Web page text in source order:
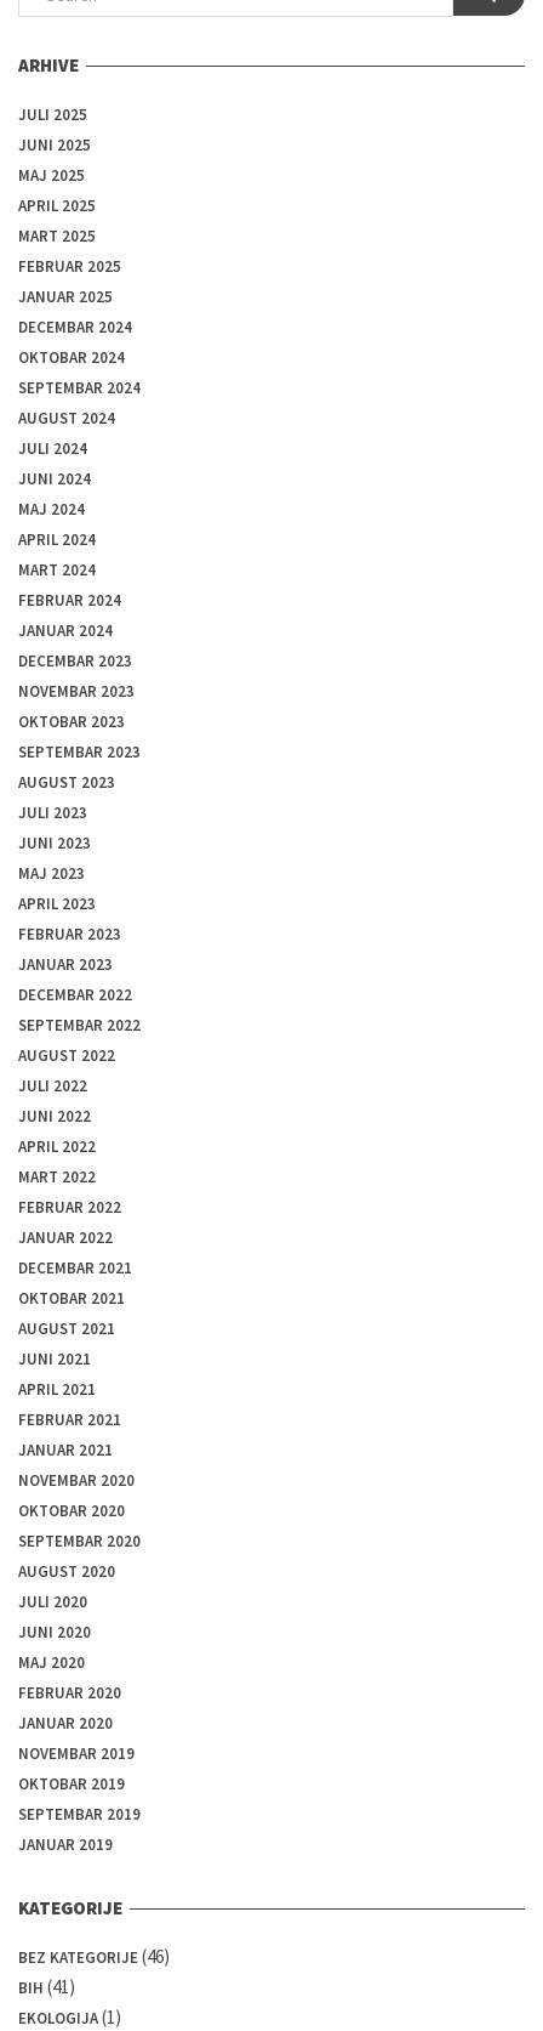
ARHIVE
JULI 2025
JUNI 2025
MAJ 2025
APRIL 2025
MART 2025
FEBRUAR 2025
JANUAR 2025
DECEMBAR 2024
OKTOBAR 2024
SEPTEMBAR 2024
AUGUST 2024
JULI 2024
JUNI 2024
MAJ 2024
APRIL 2024
MART 2024
FEBRUAR 2024
JANUAR 2024
DECEMBAR 2023
NOVEMBAR 2023
OKTOBAR 2023
SEPTEMBAR 2023
AUGUST 2023
JULI 2023
JUNI 2023
MAJ 2023
APRIL 2023
FEBRUAR 2023
JANUAR 2023
DECEMBAR 2022
SEPTEMBAR 2022
AUGUST 2022
JULI 2022
JUNI 2022
APRIL 2022
MART 2022
FEBRUAR 2022
JANUAR 2022
DECEMBAR 2021
OKTOBAR 2021
AUGUST 2021
JUNI 2021
APRIL 2021
FEBRUAR 2021
JANUAR 2021
NOVEMBAR 2020
OKTOBAR 2020
SEPTEMBAR 2020
AUGUST 2020
JULI 2020
JUNI 2020
MAJ 2020
FEBRUAR 2020
JANUAR 2020
NOVEMBAR 2019
OKTOBAR 2019
SEPTEMBAR 2019
JANUAR 2019
KATEGORIJE
BEZ KATEGORIJE(46)
BIH (41)
EKOLOGIJA(1)